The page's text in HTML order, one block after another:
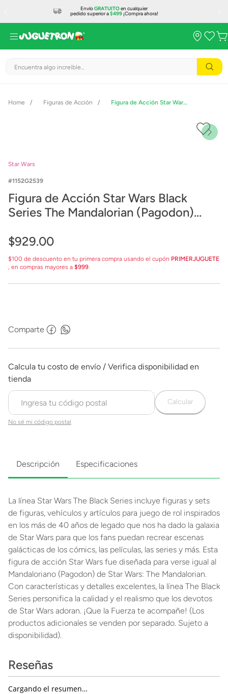
EnvíoGRATUITOen cualquier
pedido superior a$499¡Compra ahora!
Encuentra algo increíble...
Figuras de Acción Figura de Acción Star Wars Black Series The Mandalorian (Pagodon) G2539
Star Wars
1152G2539
Figura de Acción Star Wars Black
Series The Mandalorian (Pagodon)
$929.00
$100 de descuento en tu primera compra usando el cupón PRIMERJUGUETE
, en compras mayores a $999.
Comparte
No sé mi código postal
Calcular
Descripción Especificaciones
La línea Star Wars The Black Series incluye figuras y sets
de figuras, vehículos y artículos para juego de rol inspirados
en los más de 40 años de legado que nos ha dado la galaxia
de Star Wars para que los fans puedan recrear escenas
galácticas de los cómics, las películas, las series y más. Esta
figura de acción Star Wars fue diseñada para verse igual al
Mandaloriano (Pagodon) de Star Wars: The Mandalorian.
Con características y detalles excelentes, la línea The Black
Series personifica la calidad y el realismo que los devotos
de Star Wars adoran. ¡Que la Fuerza te acompañe! (Los
productos adicionales se venden por separado. Sujeto a
disponibilidad).
Reseñas
Cargando el resumen…